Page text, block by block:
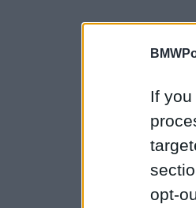
If
opt-